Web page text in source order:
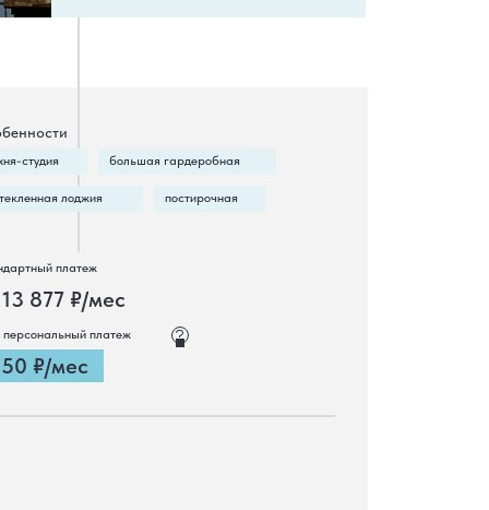
платеж
платеж
877 ₽/мес
₽/мес
студия
постирочная
большая гардеробная
лоджия